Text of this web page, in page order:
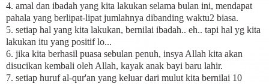
4. amal dan ibadah yang kita lakukan selama bulan ini, mendapat
pahala yang berlipat-lipat jumlahnya dibanding waktu2 biasa.
5. setiap hal yang kita lakukan, bernilai ibadah.. eh.. tapi hal yg kita
lakukan itu yang positif lo...
6. jika kita berhasil puasa sebulan penuh, insya Allah kita akan
disucikan kembali oleh Allah, kayak anak bayi baru lahir.
7. setiap huruf al-qur'an yang keluar dari mulut kita bernilai 10